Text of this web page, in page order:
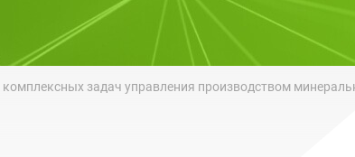
задач управления производством